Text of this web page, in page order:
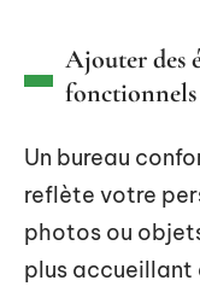
Ajouter des
fonctionnels
Un bureau
reflète votre
photos ou
plus accueillant